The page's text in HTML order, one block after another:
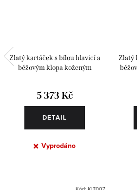
Zlatý kartáček s bílou hlavicí a
béžovým klopa koženým
5 373 Kč
DETAIL
Vyprodáno
Zlatý